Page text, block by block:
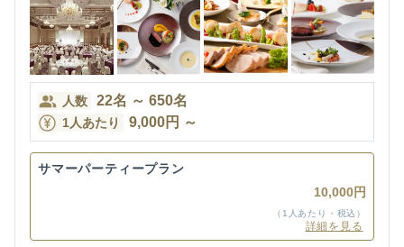
人数 22名 ～ 650名
1人あたり 9,000円 ～
サマーパーティープラン
10,000円
（1人あたり・税込）
詳細を見る